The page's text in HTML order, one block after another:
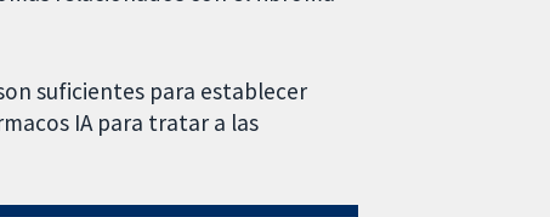
suficientes para establecer
IA para tratar a las